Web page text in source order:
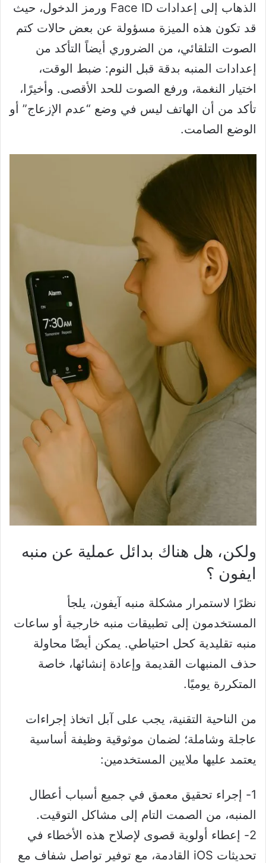
الذهاب إلى إعدادات Face ID ورمز الدخول، حيث
قد تكون هذه الميزة مسؤولة عن بعض حالات كتم
الصوت التلقائي، من الضروري أيضاً التأكد من
إعدادات المنبه بدقة قبل النوم: ضبط الوقت،
اختيار النغمة، ورفع الصوت للحد الأقصى. وأخيرًا،
تأكد من أن الهاتف ليس في وضع “عدم الإزعاج” أو
الوضع الصامت.
ولكن، هل هناك بدائل عملية عن منبه
ايفون ؟
نظرًا لاستمرار مشكلة منبه آيفون، يلجأ
المستخدمون إلى تطبيقات منبه خارجية أو ساعات
منبه تقليدية كحل احتياطي. يمكن أيضًا محاولة
حذف المنبهات القديمة وإعادة إنشائها، خاصة
المتكررة يوميًا.
من الناحية التقنية، يجب على آبل اتخاذ إجراءات
عاجلة وشاملة؛ لضمان موثوقية وظيفة أساسية
يعتمد عليها ملايين المستخدمين:
1- إجراء تحقيق معمق في جميع أسباب أعطال
المنبه، من الصمت التام إلى مشاكل التوقيت.
2- إعطاء أولوية قصوى لإصلاح هذه الأخطاء في
تحديثات iOS القادمة، مع توفير تواصل شفاف مع